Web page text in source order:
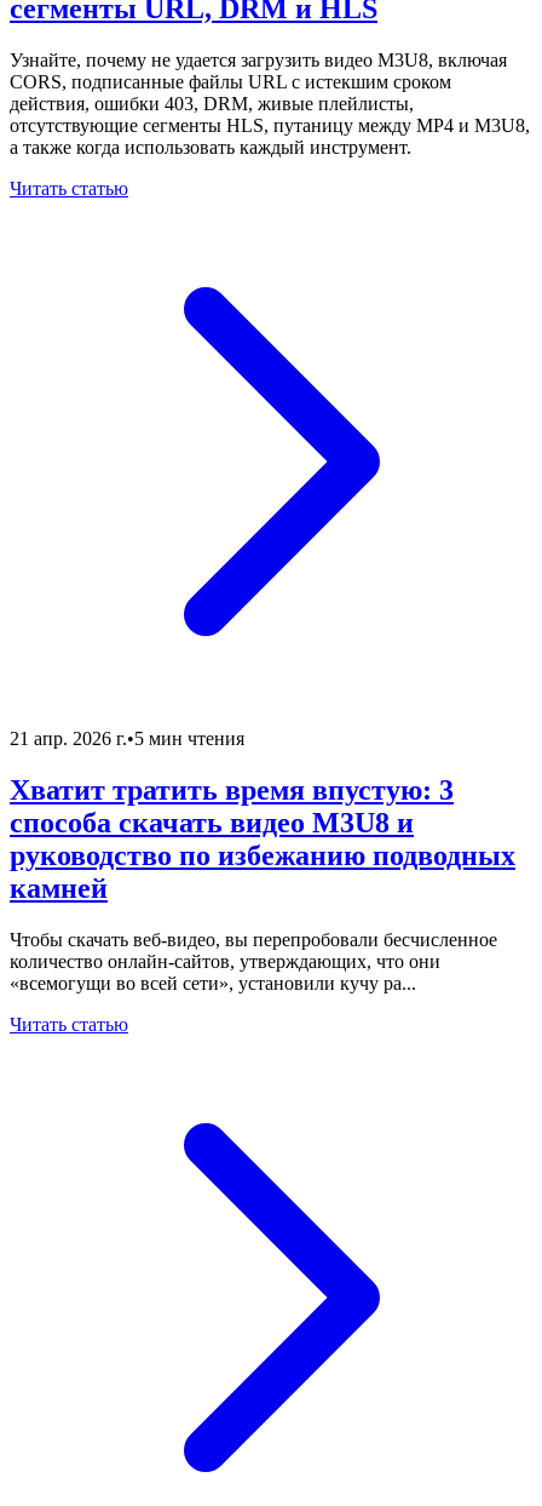
сегменты URL, DRM и HLS
Узнайте, почему не удается загрузить видео M3U8, включая
CORS, подписанные файлы URL с истекшим сроком
действия, ошибки 403, DRM, живые плейлисты,
отсутствующие сегменты HLS, путаницу между MP4 и M3U8,
а также когда использовать каждый инструмент.
Читать статью
21 апр. 2026 г.•5 мин чтения
Хватит тратить время впустую: 3
способа скачать видео M3U8 и
руководство по избежанию подводных
камней
Чтобы скачать веб-видео, вы перепробовали бесчисленное
количество онлайн-сайтов, утверждающих, что они
«всемогущи во всей сети», установили кучу ра...
Читать статью